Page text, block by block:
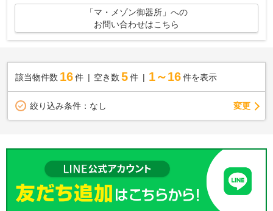
「マ・メゾン御器所」への
お問い合わせはこちら
該当物件数 16件 空き数 5 件 1～16 件を表示
絞り込み条件： なし 変更